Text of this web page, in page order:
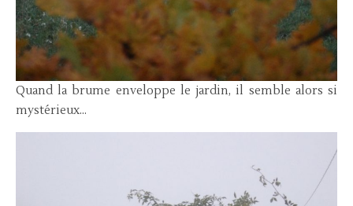
Quand la brume enveloppe le jardin, il semble alors si
mystérieux…